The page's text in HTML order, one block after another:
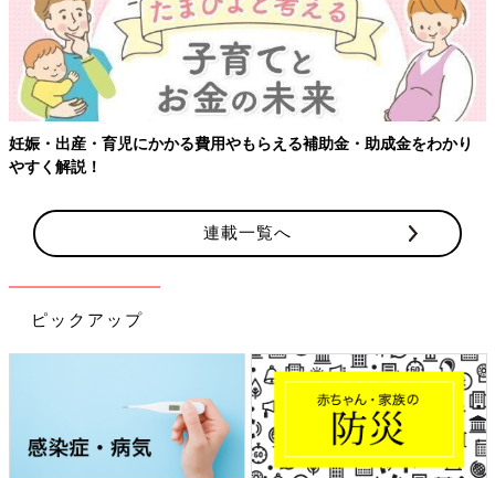
妊娠・出産・育児にかかる費用やもらえる補助金・助成金をわかり
やすく解説！
連載一覧へ
ピックアップ